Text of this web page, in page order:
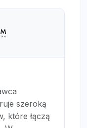
szeroką
które łączą